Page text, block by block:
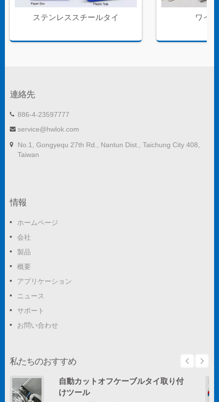
ステンレススチールタイ ワイ
連絡先
886-4-23597777
service@hwlok.com
No.1, Gongyequ 27th Rd., Nantun Dist., Taichung City 408,
Taiwan
情報
ホームページ
会社
製品
概要
アプリケーション
ニュース
サポート
お問い合わせ
私たちのおすすめ
自動カットオフケーブルタイ取り付
けツール